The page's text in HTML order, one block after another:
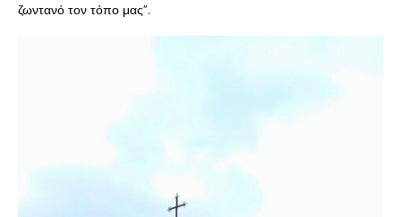
ζωντανό τον τόπο μας”.